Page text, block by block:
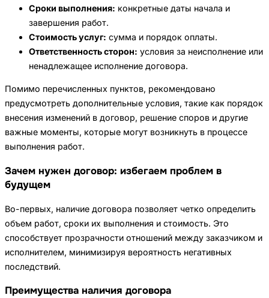
Сроки выполнения: конкретные даты начала и
завершения работ.
Стоимость услуг: сумма и порядок оплаты.
Ответственность сторон: условия за неисполнение или
ненадлежащее исполнение договора.
Помимо перечисленных пунктов, рекомендовано
предусмотреть дополнительные условия, такие как порядок
внесения изменений в договор, решение споров и другие
важные моменты, которые могут возникнуть в процессе
выполнения работ.
Зачем нужен договор: избегаем проблем в
будущем
Во-первых, наличие договора позволяет четко определить
объем работ, сроки их выполнения и стоимость. Это
способствует прозрачности отношений между заказчиком и
исполнителем, минимизируя вероятность негативных
последствий.
Преимущества наличия договора